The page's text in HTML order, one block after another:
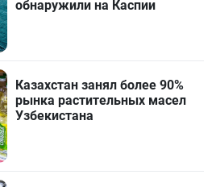
обнаружили на Каспии
Казахстан занял более 90%
рынка растительных масел
Узбекистана